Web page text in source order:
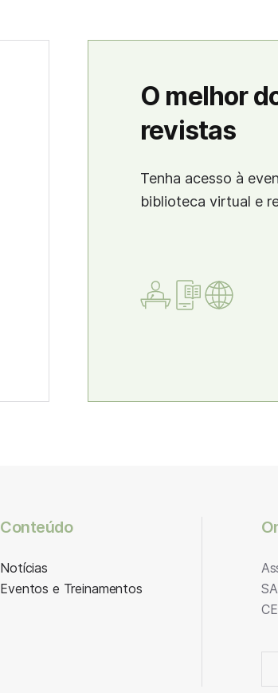
O melhor
revistas
Tenha acesso à
biblioteca virtual e
Conteúdo
Notícias
Eventos e Treinamentos